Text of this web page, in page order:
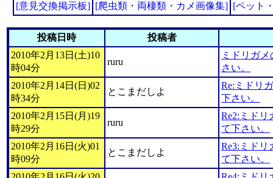
[意見交換掲示板] [爬虫類・両棲類・カメ画像集] [ペット
投稿日時
投稿者
2010年2月13日(土)10
時04分
ruru
ミドリガ
さい。
2010年2月14日(日)02
時34分
とこまだしよ
Re:ミドリ
下さい。
2010年2月15日(月)19
時29分
ruru
Re2:ミド
て下さい。
2010年2月16日(火)01
時09分
とこまだしよ
Re3:ミド
て下さい。